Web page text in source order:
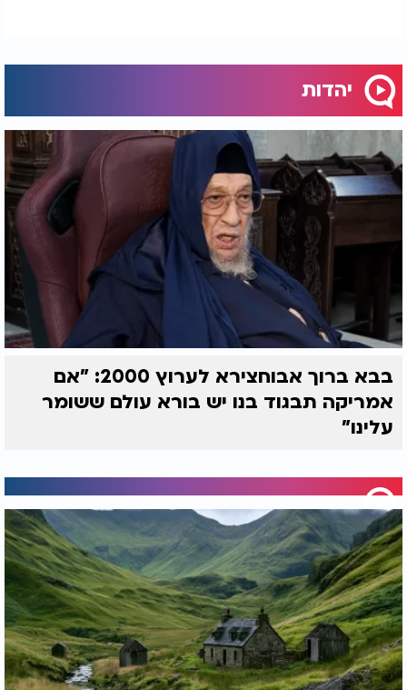
יהדות
בבא ברוך אבוחצירא לערוץ 2000: "אם
אמריקה תבגוד בנו יש בורא עולם ששומר
עלינו"